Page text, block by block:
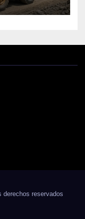
reservados